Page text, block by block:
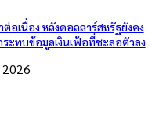
อเนื่อง หลังดอลลาร์สหรัฐยังคง
ะทบข้อมูลเงินเฟ้อที่ชะลอตัวลง